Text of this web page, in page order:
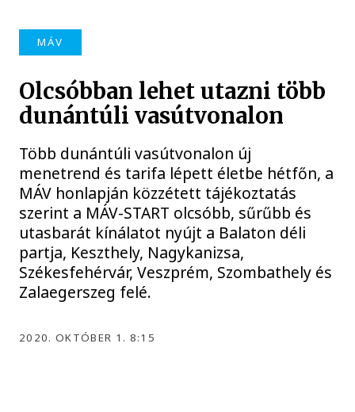
MÁV
Olcsóbban lehet utazni több
dunántúli vasútvonalon
Több dunántúli vasútvonalon új
menetrend és tarifa lépett életbe hétfőn, a
MÁV honlapján közzétett tájékoztatás
szerint a MÁV-START olcsóbb, sűrűbb és
utasbarát kínálatot nyújt a Balaton déli
partja, Keszthely, Nagykanizsa,
Székesfehérvár, Veszprém, Szombathely és
Zalaegerszeg felé.
2020. OKTÓBER 1. 8:15